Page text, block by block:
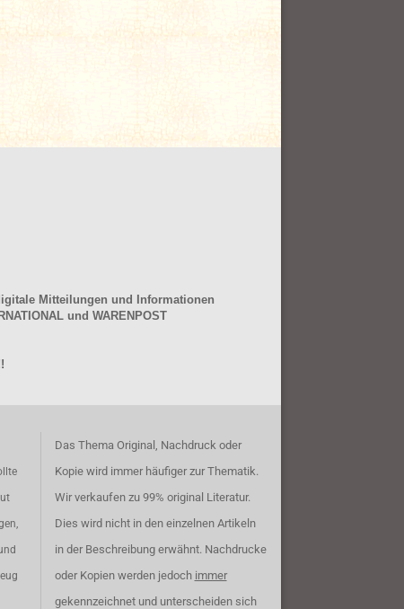
Mitteilungen und Informationen
und WARENPOST
Das Thema Original, Nachdruck oder
Kopie wird immer häufiger zur Thematik.
Wir verkaufen zu 99% original Literatur.
Dies wird nicht in den einzelnen Artikeln
in der Beschreibung erwähnt. Nachdrucke
oder Kopien werden jedoch immer
gekennzeichnet und unterscheiden sich